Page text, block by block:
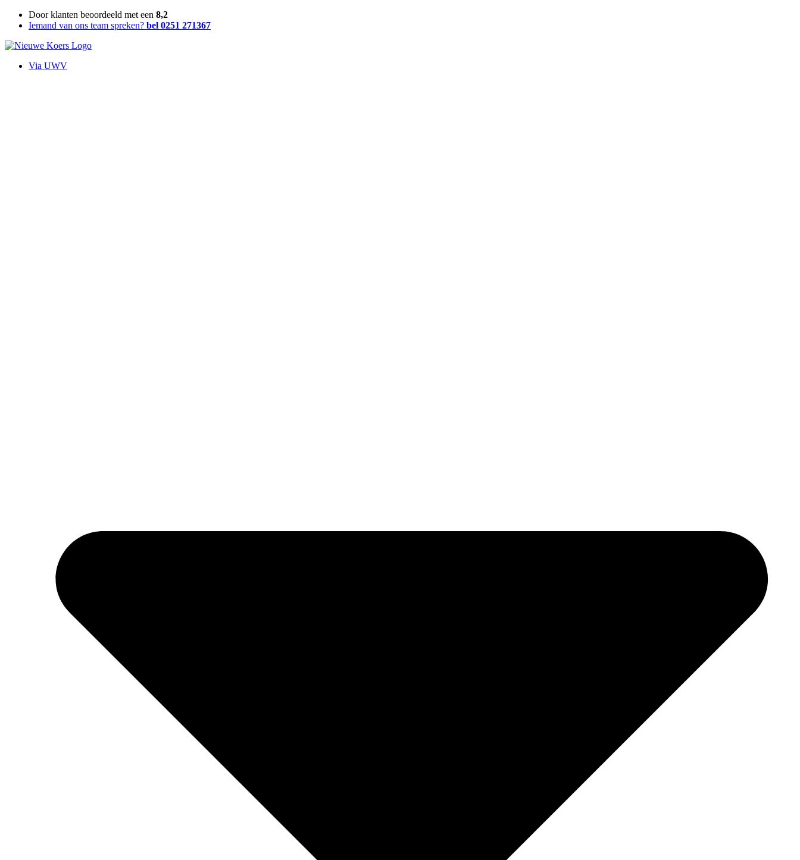
naar
inhoud
Door klanten beoordeeld met een 8,2
Iemand van ons team spreken? bel 0251 271367
Via UWV